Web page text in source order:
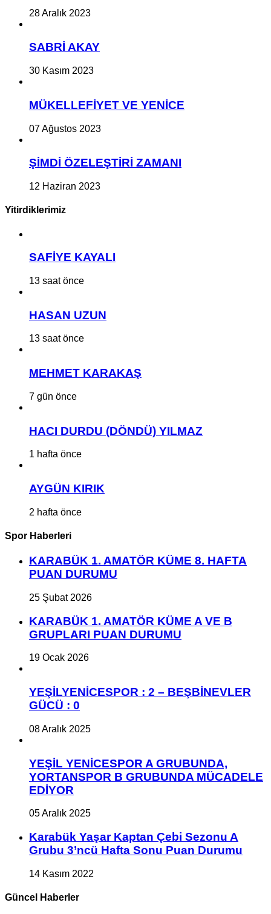
28 Aralık 2023
SABRİ AKAY
30 Kasım 2023
MÜKELLEFİYET VE YENİCE
07 Ağustos 2023
ŞİMDİ ÖZELEŞTİRİ ZAMANI
12 Haziran 2023
Yitirdiklerimiz
SAFİYE KAYALI
13 saat önce
HASAN UZUN
13 saat önce
MEHMET KARAKAŞ
7 gün önce
HACI DURDU (DÖNDÜ) YILMAZ
1 hafta önce
AYGÜN KIRIK
2 hafta önce
Spor Haberleri
KARABÜK 1. AMATÖR KÜME 8. HAFTA
PUAN DURUMU
25 Şubat 2026
KARABÜK 1. AMATÖR KÜME A VE B
GRUPLARI PUAN DURUMU
19 Ocak 2026
YEŞİLYENİCESPOR : 2 – BEŞBİNEVLER
GÜCÜ : 0
08 Aralık 2025
YEŞİL YENİCESPOR A GRUBUNDA,
YORTANSPOR B GRUBUNDA MÜCADELE
EDİYOR
05 Aralık 2025
Karabük Yaşar Kaptan Çebi Sezonu A
Grubu 3’ncü Hafta Sonu Puan Durumu
14 Kasım 2022
Güncel Haberler